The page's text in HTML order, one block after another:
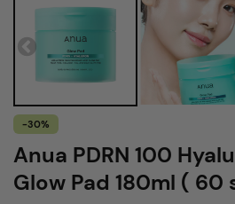
-30%
Anua PDRN 100
Glow Pad 180ml ( 60